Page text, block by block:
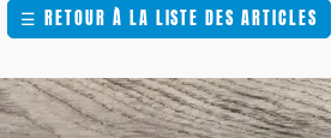
☰ RETOUR À LA LISTE DES ARTICLES